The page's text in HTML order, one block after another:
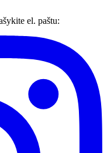
el. paštu: